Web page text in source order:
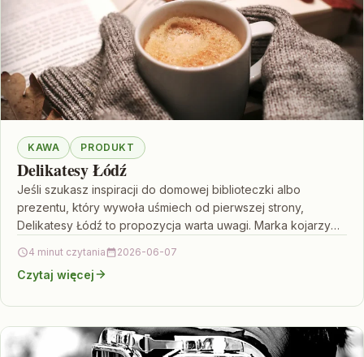
KAWA PRODUKT
Delikatesy Łódź
Jeśli szukasz inspiracji do domowej biblioteczki albo
prezentu, który wywoła uśmiech od pierwszej strony,
Delikatesy Łódź to propozycja warta uwagi. Marka kojarzy
4 minut czytania 2026-06-07
Czytaj więcej